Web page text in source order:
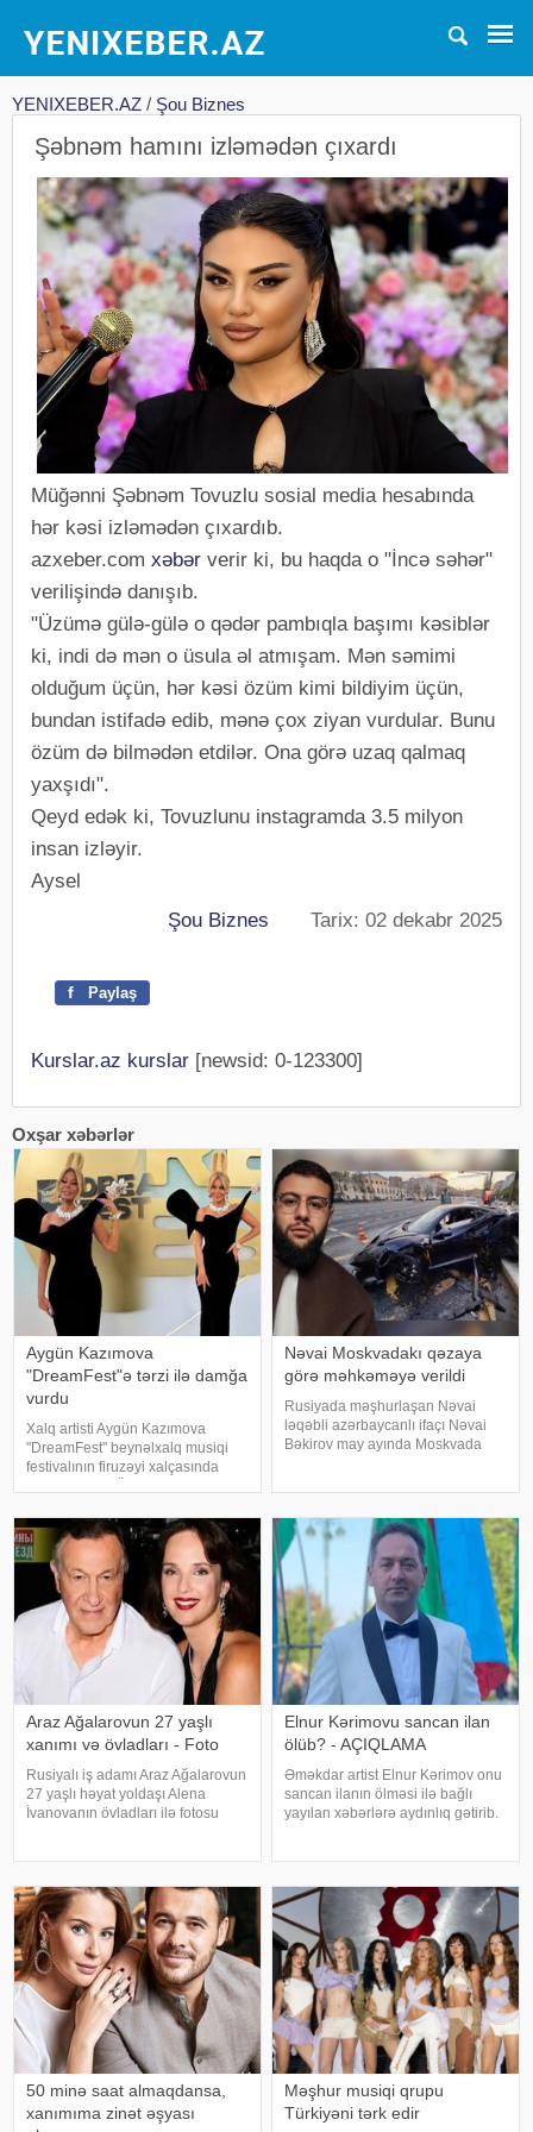
YENIXEBER.AZ / Şou Biznes
Şəbnəm hamını izləmədən çıxardı
Müğənni Şəbnəm Tovuzlu sosial media hesabında
hər kəsi izləmədən çıxardıb.
azxeber.com xəbər verir ki, bu haqda o "İncə səhər"
verilişində danışıb.
"Üzümə gülə-gülə o qədər pambıqla başımı kəsiblər
ki, indi də mən o üsula əl atmışam. Mən səmimi
olduğum üçün, hər kəsi özüm kimi bildiyim üçün,
bundan istifadə edib, mənə çox ziyan vurdular. Bunu
özüm də bilmədən etdilər. Ona görə uzaq qalmaq
yaxşıdı".
Qeyd edək ki, Tovuzlunu instagramda 3.5 milyon
insan izləyir.
Aysel
Şou Biznes Tarix: 02 dekabr 2025
f Paylaş
Kurslar.az kurslar [newsid: 0-123300]
Oxşar xəbərlər
Aygün Kazımova
"DreamFest"ə tərzi ilə damğa
vurdu
Xalq artisti Aygün Kazımova
"DreamFest" beynəlxalq musiqi
festivalının firuzəyi xalçasında
vurub. Pop kraliça zövqlü geyimi
və fərqli saç düzümü il
Nəvai Moskvadakı qəzaya
görə məhkəməyə verildi
Rusiyada məşhurlaşan Nəvai
ləqəbli azərbaycanlı ifaçı Nəvai
Bəkirov may ayında Moskvada
görə məhkəməyə verilib. Bu
barədə TASS məlumat yayıb
Araz Ağalarovun 27 yaşlı
xanımı və övladları - Foto
Rusiyalı iş adamı Araz Ağalarovun
27 yaşlı həyat yoldaşı Alena
İvanovanın övladları ilə fotosu
alıb. Qeyd edək ki, Araz Ağalarovu
Elnur Kərimovu sancan ilan
ölüb? - AÇIQLAMA
Əməkdar artist Elnur Kərimov onu
sancan ilanın ölməsi ilə bağlı
yayılan xəbərlərə aydınlıq gətirib.
açıqlama verməmişəm
50 minə saat almaqdansa,
xanımıma zinət əşyası
Məşhur musiqi qrupu
Türkiyəni tərk edir